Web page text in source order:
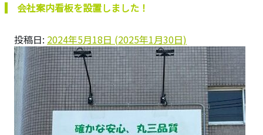
会社案内看板を設置しました！
投稿日: 2024年5月18日 (2025年1月30日)